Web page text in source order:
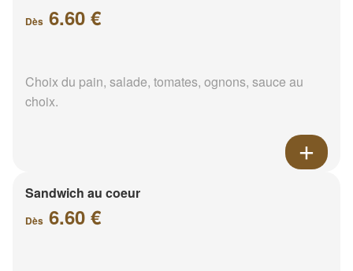
Dès 6.60 €
Choix du pain, salade, tomates, ognons, sauce au
choix.
Sandwich au coeur
Dès 6.60 €